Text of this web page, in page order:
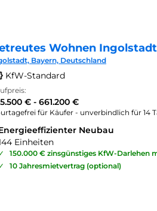
Wohnen Ingolstadt
Bayern, Deutschland
KfW-Standard
€ - 661.200 €
für Käufer - unverbindlich für 14
Neubau
Einheiten
✓
150.000 € zinsgünstiges KfW-Darlehen
✓
10 Jahresmietvertrag (optional)